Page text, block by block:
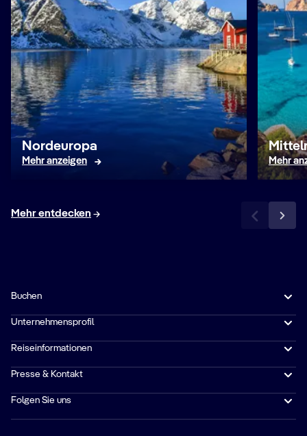
Nordeuropa
Mehr anzeigen Mehr
Mehr entdecken
Buchen
Unternehmensprofil
Reiseinformationen
Presse & Kontakt
Folgen Sie uns